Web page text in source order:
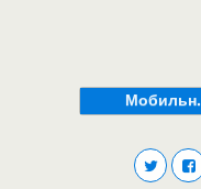
Мобильн.